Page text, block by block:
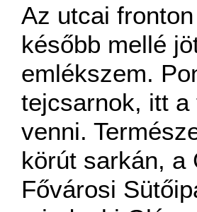
Az utcai
később mellé
emlékszem.
tejcsarnok, itt
venni.
körút sarkán, a
Fővárosi